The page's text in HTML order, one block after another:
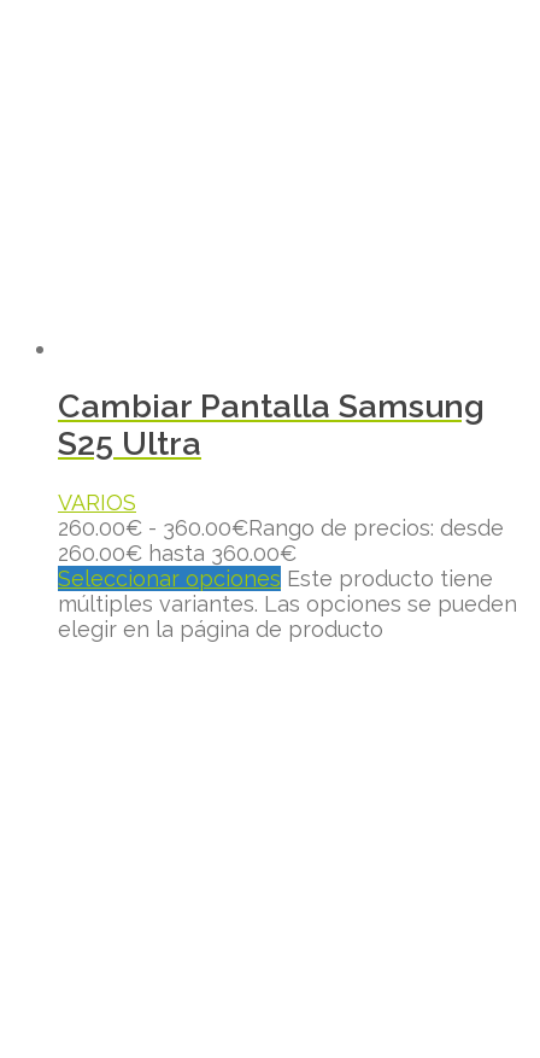
Cambiar Pantalla Samsung
S25 Ultra
VARIOS
260.00€ - 360.00€Rango de precios: desde
260.00€ hasta 360.00€
Seleccionar opciones Este producto tiene
múltiples variantes. Las opciones se pueden
elegir en la página de producto